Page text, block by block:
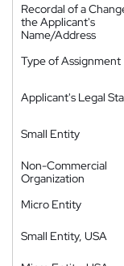
Recordal of a
the Applicant's
Name/Address
Type of Assignment
Applicant's Legal
Small Entity
Non-Commercial
Organization
Micro Entity
Small Entity, USA